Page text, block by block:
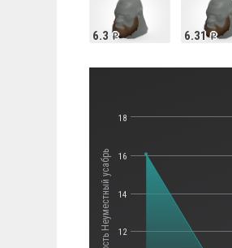
6.3 6.31
Стоимость Неуместный усабрь 12
14
16
18